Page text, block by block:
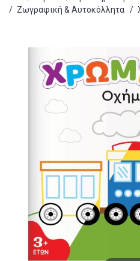
/ Ζωγραφική & Αυτοκόλλητα /